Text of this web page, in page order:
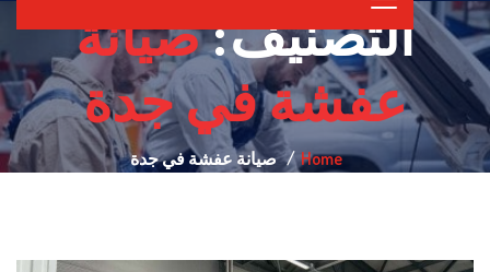
التصنيف:صيانة
عفشة في جدة
Home صيانة عفشة في جدة